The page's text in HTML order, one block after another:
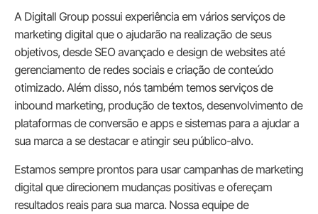
A Digitall Group possui experiência em vários serviços de
marketing digital que o ajudarão na realização de seus
objetivos, desde SEO avançado e design de websites até
gerenciamento de redes sociais e criação de conteúdo
otimizado. Além disso, nós também temos serviços de
inbound marketing, produção de textos, desenvolvimento de
plataformas de conversão e apps e sistemas para a ajudar a
sua marca a se destacar e atingir seu público-alvo.
Estamos sempre prontos para usar campanhas de marketing
digital que direcionem mudanças positivas e ofereçam
resultados reais para sua marca. Nossa equipe de